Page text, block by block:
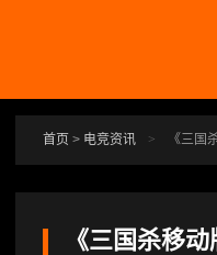
首页 > 电竞资讯 > 《三国
《三国杀移